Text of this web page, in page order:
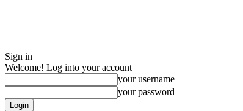
Sign in
Welcome! Log into your account
your username
your password